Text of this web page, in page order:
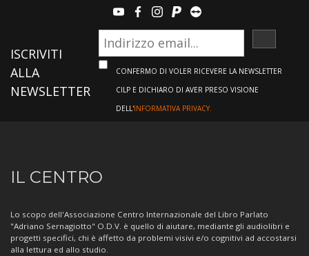
youtubefacebook
instagram
paypalteamviewer
ISCRIVITI
ALLA
NEWSLETTER
CONFERMO DI VOLER RICEVERE LA NEWSLETTER
CILP E DICHIARO DI AVER PRESO VISIONE
DELL'INFORMATIVA PRIVACY.
Informazioni
sul
Centro
IL CENTRO
Lo scopo dell'Associazione Centro Internazionale del Libro Parlato
"Adriano Sernagiotto" O.D.V. è quello di aiutare, mediante gli audiolibri e
progetti specifici, chi è affetto da problemi visivi e/o cognitivi ad accostarsi
alla lettura ed allo studio.